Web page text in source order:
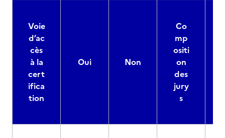
Voie
d’ac
cès
à la
cert
ifica
tion
Oui Non
Co
mp
ositi
on
des
jury
s